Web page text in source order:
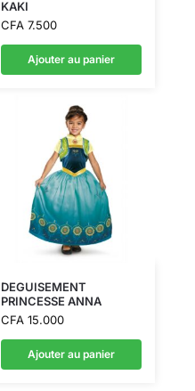
KAKI
CFA7.500
Ajouter au panier
DEGUISEMENT
PRINCESSE ANNA
CFA15.000
Ajouter au panier